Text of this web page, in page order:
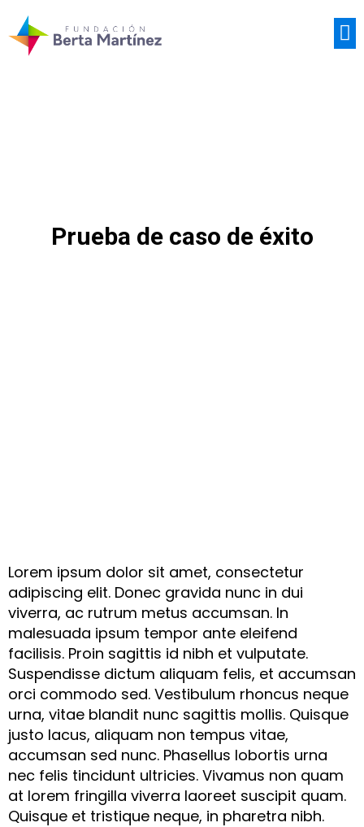
Prueba de caso de éxito
Lorem ipsum dolor sit amet, consectetur
adipiscing elit. Donec gravida nunc in dui
viverra, ac rutrum metus accumsan. In
malesuada ipsum tempor ante eleifend
facilisis. Proin sagittis id nibh et vulputate.
Suspendisse dictum aliquam felis, et accumsan
orci commodo sed. Vestibulum rhoncus neque
urna, vitae blandit nunc sagittis mollis. Quisque
justo lacus, aliquam non tempus vitae,
accumsan sed nunc. Phasellus lobortis urna
nec felis tincidunt ultricies. Vivamus non quam
at lorem fringilla viverra laoreet suscipit quam.
Quisque et tristique neque, in pharetra nibh.